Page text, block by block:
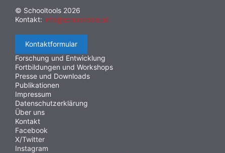
© Schooltools 2026
Kontakt: info@schooltools.at
Kontaktformular
Forschung und Entwicklung
Fortbildungen und Workshops
Presse und Downloads
Publikationen
Impressum
Datenschutzerklärung
Über uns
Kontakt
Facebook
X/Twitter
Instagram